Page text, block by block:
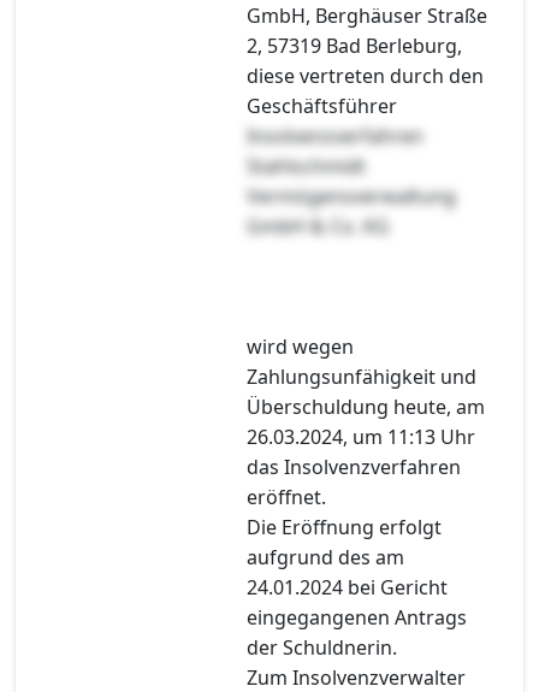
GmbH, Berghäuser Straße
2, 57319 Bad Berleburg,
diese vertreten durch den
Geschäftsführer
Insolvenzverfahren
Stahlschmidt
Vermögensverwaltung
GmbH & Co. KG
wird wegen
Zahlungsunfähigkeit und
Überschuldung heute, am
26.03.2024, um 11:13 Uhr
das Insolvenzverfahren
eröffnet.
Die Eröffnung erfolgt
aufgrund des am
24.01.2024 bei Gericht
eingegangenen Antrags
der Schuldnerin.
Zum Insolvenzverwalter